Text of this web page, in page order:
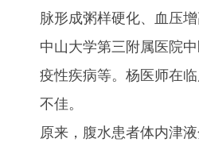
脉形成粥样硬化、血压
中山大学第三附属医院
疫性疾病等。杨医师在
不佳。
原来，腹水患者体内津